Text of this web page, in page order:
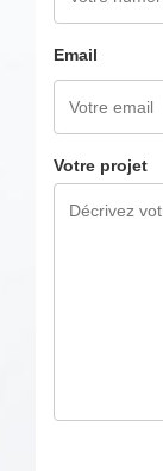
Email
Votre projet